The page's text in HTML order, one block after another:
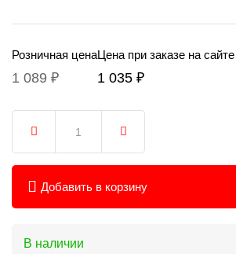
Розничная цена
1 089 ₽
Цена при заказе на сайте
1 035 ₽
Добавить в корзину
В наличии